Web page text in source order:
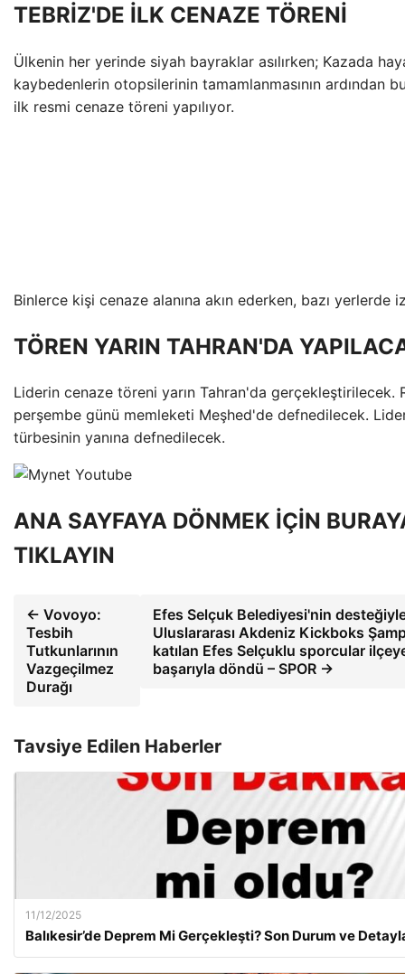
TEBRİZ'DE İLK CENAZE TÖRENİ
Ülkenin her yerinde siyah bayraklar asılırken; Kazada
kaybedenlerin otopsilerinin tamamlanmasının ardından
ilk resmi cenaze töreni yapılıyor.
Binlerce kişi cenaze alanına akın ederken, bazı yerlerde
TÖREN YARIN TAHRAN'DA
Liderin cenaze töreni yarın Tahran'da gerçekleştirilecek.
perşembe günü memleketi Meşhed'de defnedilecek.
türbesinin yanına defnedilecek.
ANA SAYFAYA DÖNMEK İÇİN
TIKLAYIN
← Vovoyo:
Tesbih
Tutkunlarının
Vazgeçilmez
Durağı
Efes Selçuk Belediyesi'nin
Uluslararası Akdeniz Kickboks
katılan Efes Selçuklu sporcular
başarıyla döndü – SPOR →
Tavsiye Edilen Haberler
11/12/2025
Balıkesir’de Deprem Mi Gerçekleşti? Son Durum ve